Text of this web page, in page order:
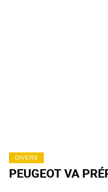
DIVERS
PEUGEOT VA